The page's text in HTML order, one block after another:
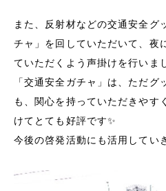
また、反射材などの交通安全グ
チャ」を回していただいて、夜
ていただくよう声掛けを行いま
「交通安全ガチャ」は、ただグ
も、関心を持っていただきやす
けてとても好評です✨
今後の啓発活動にも活用してい